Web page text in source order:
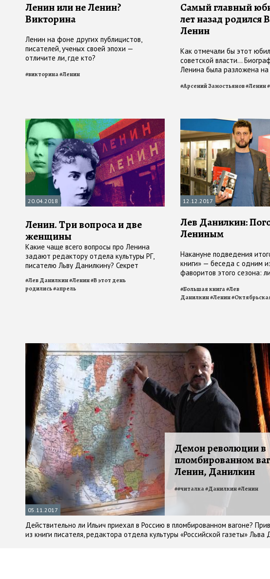
Ленин или не Ленин?
Викторина
Ленин на фоне других публицистов,
писателей, ученых своей эпохи —
отличите ли, где кто?
#викторина#Ленин
Самый главный
лет назад родился
Ленин
Как отмечали бы этот
советской власти…
Ленина была разложена на
другим путём» до
где-то в фантастической
подлинном прошедшем
#Арсений Замостьянов#Ленин#
20.04.2018
Ленин. Три вопроса и две
женщины
Какие чаще всего вопросы про Ленина
задают редактору отдела культуры РГ,
писателю Льву Данилкину? Секрет
Крупская — Арманд
#Лев Данилкин#Ленин#В этот день
родились#апрель
12.12.2017
Лев Данилкин:
Лениным
Накануне подведения
книги» — беседа с одним
фаворитов этого сезона:
книгу о главной фигуре
#Большая книга#Лев
Данилкин#Ленин#
05.11.2017
Демон революции в
пломбированном
Ленин, Данилкин
Действительно ли Ильич приехал в Россию в пломбированном вагоне?
из книги писателя, редактора отдела культуры «Российской газеты» Льва
##читалка#Данилкин#Ленин